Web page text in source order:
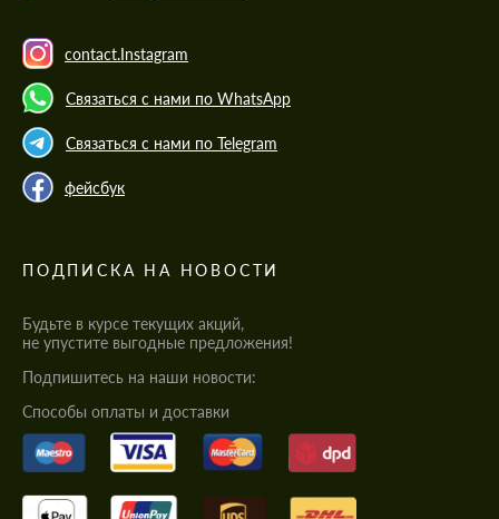
contact.Instagram
Связаться с нами по WhatsApp
Связаться с нами по Telegram
фейсбук
ПОДПИСКА НА НОВОСТИ
Будьте в курсе текущих акций,
не упустите выгодные предложения!
Подпишитесь на наши новости:
Cпособы оплаты и доставки